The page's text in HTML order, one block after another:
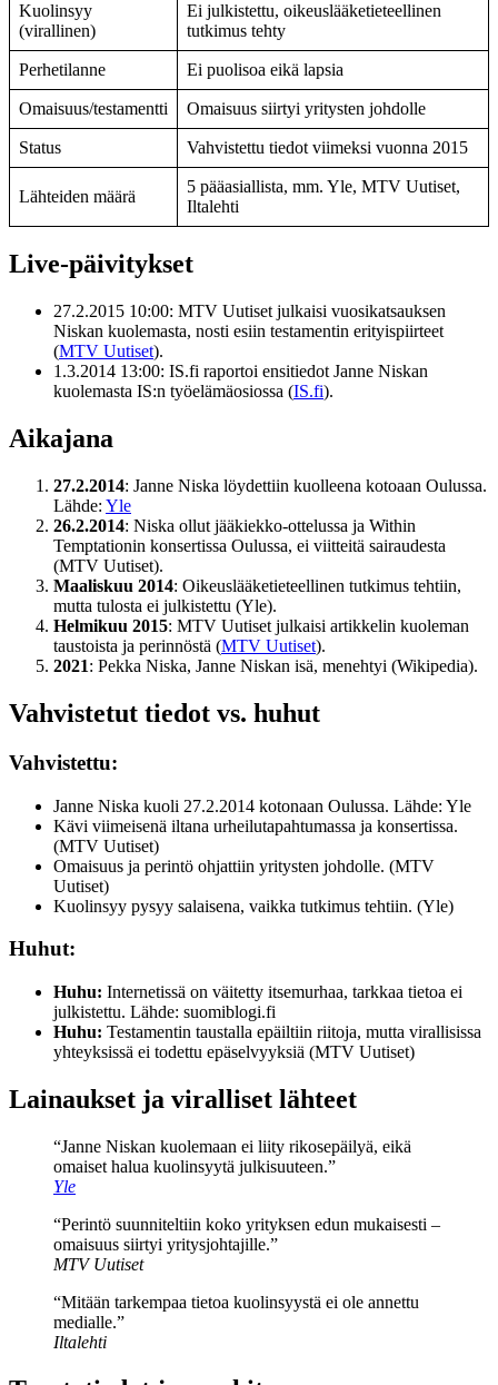
Kuolinsyy
(virallinen)
Ei julkistettu, oikeuslääketieteellinen
tutkimus tehty
Perhetilanne Ei puolisoa eikä lapsia
Omaisuus/testamentti Omaisuus siirtyi yritysten johdolle
Status Vahvistettu tiedot viimeksi vuonna 2015
Lähteiden määrä
5 pääasiallista, mm. Yle, MTV Uutiset,
Iltalehti
Live-päivitykset
27.2.2015 10:00: MTV Uutiset julkaisi vuosikatsauksen
Niskan kuolemasta, nosti esiin testamentin erityispiirteet
(MTV Uutiset).
1.3.2014 13:00: IS.fi raportoi ensitiedot Janne Niskan
kuolemasta IS:n työelämäosiossa (IS.fi).
Aikajana
27.2.2014: Janne Niska löydettiin kuolleena kotoaan Oulussa.
Lähde: Yle
26.2.2014: Niska ollut jääkiekko-ottelussa ja Within
Temptationin konsertissa Oulussa, ei viitteitä sairaudesta
(MTV Uutiset).
Maaliskuu 2014: Oikeuslääketieteellinen tutkimus tehtiin,
mutta tulosta ei julkistettu (Yle).
Helmikuu 2015: MTV Uutiset julkaisi artikkelin kuoleman
taustoista ja perinnöstä (MTV Uutiset).
2021: Pekka Niska, Janne Niskan isä, menehtyi (Wikipedia).
Vahvistetut tiedot vs. huhut
Vahvistettu:
Janne Niska kuoli 27.2.2014 kotonaan Oulussa. Lähde: Yle
Kävi viimeisenä iltana urheilutapahtumassa ja konsertissa.
(MTV Uutiset)
Omaisuus ja perintö ohjattiin yritysten johdolle. (MTV
Uutiset)
Kuolinsyy pysyy salaisena, vaikka tutkimus tehtiin. (Yle)
Huhut:
Huhu: Internetissä on väitetty itsemurhaa, tarkkaa tietoa ei
julkistettu. Lähde: suomiblogi.fi
Huhu: Testamentin taustalla epäiltiin riitoja, mutta virallisissa
yhteyksissä ei todettu epäselvyyksiä (MTV Uutiset)
Lainaukset ja viralliset lähteet
“Janne Niskan kuolemaan ei liity rikosepäilyä, eikä
omaiset halua kuolinsyytä julkisuuteen.”
Yle
“Perintö suunniteltiin koko yrityksen edun mukaisesti –
omaisuus siirtyi yritysjohtajille.”
MTV Uutiset
“Mitään tarkempaa tietoa kuolinsyystä ei ole annettu
medialle.”
Iltalehti